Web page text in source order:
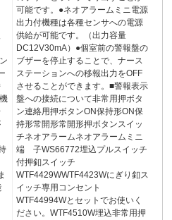
可能です。●ネオアラームミニ電源
出力付機種は各種センサへの電源
供給が可能です。（出力容量
DC12V30mA）●個室前の警報盤の
ブザーを停止することで、ナース
ステーションへの移報出力をOFF
させることができます。■警報表示
盤への接続について非常用押ボタ
ン連絡用押ボタンON保持形ON保
持形常開形常開形押ボタンスイッ
チネオアラームネオアラームミニ
端 子WS66772埋込プルスイッチ
付押釦スイッチ
WTF4429WWTF4423Wにぎり釦ス
イッチ専用コンセント
WTF44994Wとセットでお使いく
ださい。WTF4510W埋込非常用押